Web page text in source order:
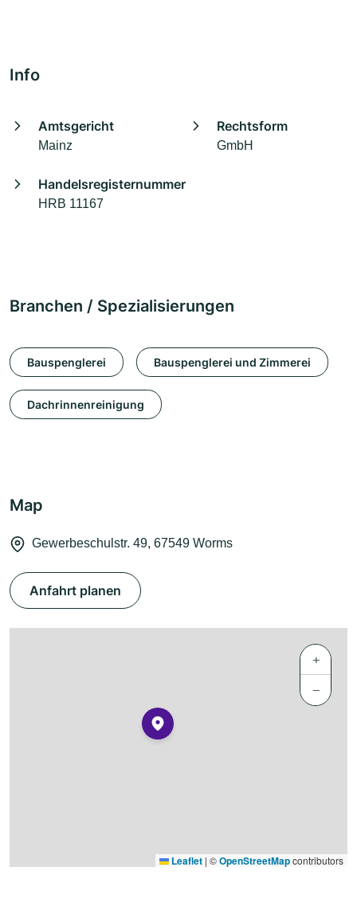
Info
Amtsgericht
Mainz
Rechtsform
GmbH
Handelsregisternummer
HRB 11167
Branchen / Spezialisierungen
Bauspenglerei Bauspenglerei und Zimmerei
Dachrinnenreinigung
Map
Gewerbeschulstr. 49, 67549 Worms
Anfahrt planen
+
−
Leaflet | ©OpenStreetMapcontributors